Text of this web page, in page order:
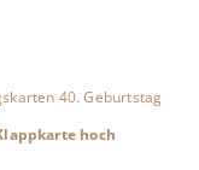
40. Geburtstag
hoch